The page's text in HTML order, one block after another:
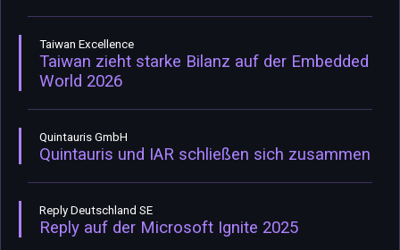
Taiwan Excellence
Taiwan zieht starke Bilanz auf der Embedded
World 2026
Quintauris GmbH
Quintauris und IAR schließen sich zusammen
Reply Deutschland SE
Reply auf der Microsoft Ignite 2025